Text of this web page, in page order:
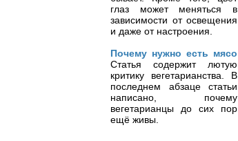
глаз может меняться в
зависимости от освещения
и даже от настроения.
Почему нужно есть мясо
Статья содержит лютую
критику вегетарианства. В
последнем абзаце статьи
написано, почему
вегетарианцы до сих пор
ещё живы.